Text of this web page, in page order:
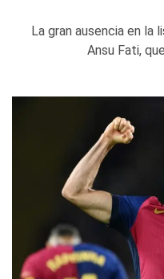
La gran ausencia en la
Ansu Fati,